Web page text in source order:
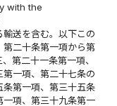
with the
送を含む。以下この
二十条第一項から第
第二十一条第一項、
一項、第二十七条の
第一項、第三十五条
項、第三十九条第一